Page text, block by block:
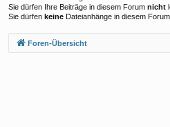
Sie dürfen Ihre Beiträge in diesem Forum nicht
Sie dürfen keine Dateianhänge in diesem
Foren-Übersicht